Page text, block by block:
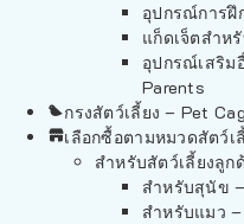
อุปกรณ์การฝึ
แก็ดเจ็ตสำห
อุปกรณ์เสริม
Parents
กรงสัตว์เลี้ยง – Pet
เลือกซื้อตามหมวดสัตว์เ
สำหรับสัตว์เลี้ยงลูก
สำหรับสุนัข
สำหรับแมว –